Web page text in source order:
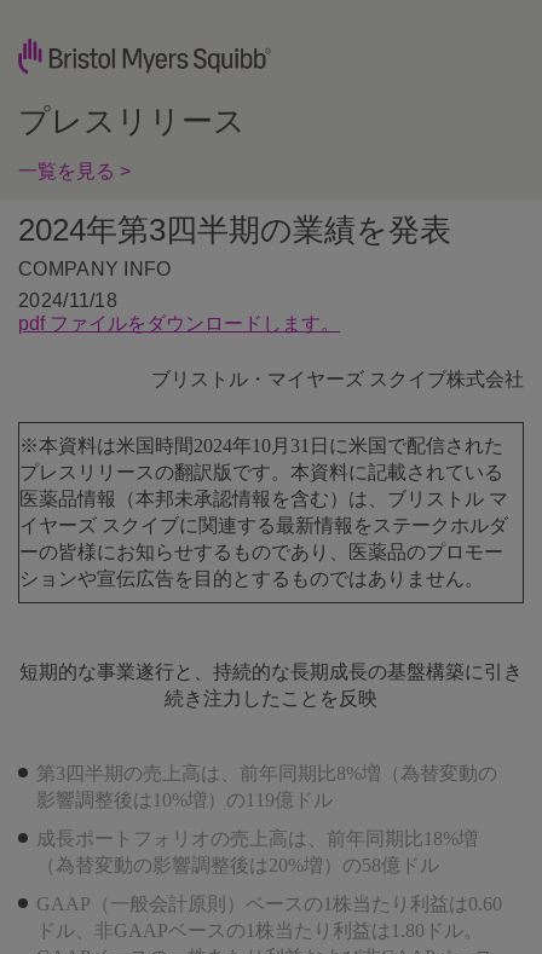
プレスリリース
一覧を見る >
2024年第3四半期の業績を発表
COMPANY INFO
2024/11/18
pdf ファイルをダウンロードします。
ブリストル・マイヤーズ スクイブ株式会社
※本資料は米国時間2024年10月31日に米国で配信された
プレスリリースの翻訳版です。本資料に記載されている
医薬品情報（本邦未承認情報を含む）は、ブリストル マ
イヤーズ スクイブに関連する最新情報をステークホルダ
ーの皆様にお知らせするものであり、医薬品のプロモー
ションや宣伝広告を目的とするものではありません。
短期的な事業遂行と、持続的な長期成長の基盤構築に引き
続き注力したことを反映
第3四半期の売上高は、前年同期比8%増（為替変動の
影響調整後は10%増）の119億ドル
成長ポートフォリオの売上高は、前年同期比18%増
（為替変動の影響調整後は20%増）の58億ドル
GAAP（一般会計原則）ベースの1株当たり利益は0.60
ドル、非GAAPベースの1株当たり利益は1.80ドル。